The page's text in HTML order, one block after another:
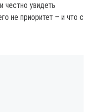
честно увидеть
не приоритет – и что с